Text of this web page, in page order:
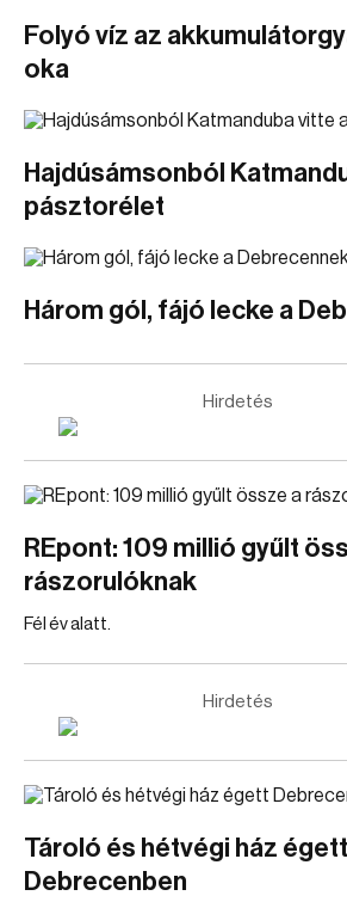
Folyó víz az
oka
Hajdúsámsonból
pásztorélet
Három gól, fájó lecke a
Hirdetés
REpont: 109 millió gyűlt
rászorulóknak
Fél év alatt.
Hirdetés
Tároló és hétvégi ház égett
Debrecenben